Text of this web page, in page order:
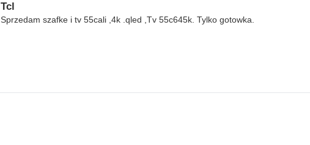
Tcl
Sprzedam szafke i tv 55cali ,4k .qled ,Tv 55c645k. Tylko gotowka.